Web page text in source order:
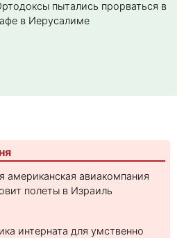
пытались прорваться в
в Иерусалиме
американская авиакомпания
полеты в Израиль
интерната для умственно